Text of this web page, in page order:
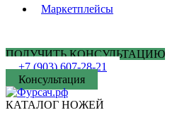
Маркетплейсы
ПОЛУЧИТЬ КОНСУЛЬТАЦИЮ
+7 (903) 607-28-21
Консультация
КАТАЛОГ НОЖЕЙ